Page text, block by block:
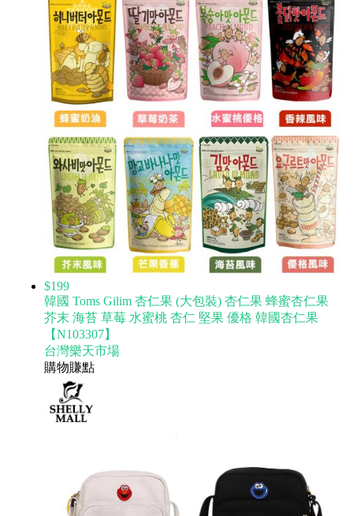
$199
韓國 Toms Gilim 杏仁果 (大包裝) 杏仁果 蜂蜜杏仁果
芥末 海苔 草莓 水蜜桃 杏仁 堅果 優格 韓國杏仁果
【N103307】
台灣樂天市場
購物賺點